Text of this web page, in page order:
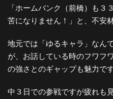
「ホームバンク（前橋）も３
苦になりません！」と、不安
地元では「ゆるキャラ」なん
が、お話している時のフワフ
の強さとのギャップも魅力で
中３日での参戦ですが疲れも